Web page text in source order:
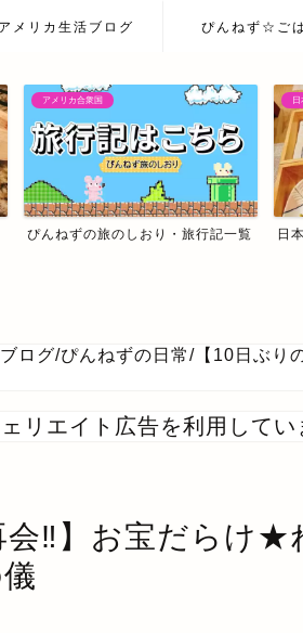
アメリカ生活ブログ ぴんねず☆ご
アメリカ合衆国
ぴんねずの旅のしおり・旅行記一覧 日
ログ/ぴんねずの日常/ 【10日ぶり
リエイト広告を利用してい
会‼】お宝だらけ★